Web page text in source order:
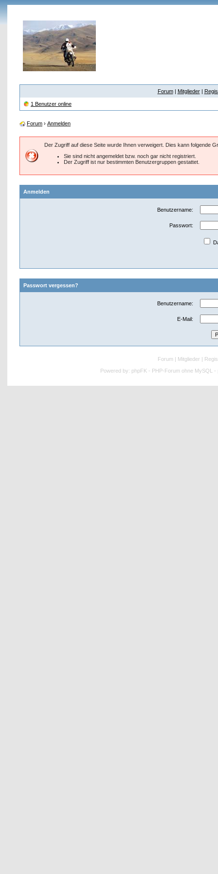
Forum| Mitglieder|
1 Benutzer online
Forum › Anmelden
Der Zugriff auf diese Seite wurde Ihnen verweigert. Dies kann folgende
Sie sind nicht angemeldet bzw. noch gar nicht registriert.
Der Zugriff ist nur bestimmten Benutzergruppen gestattet.
Anmelden
Benutzername:
Passwort:
Passwort vergessen?
Benutzername:
E-Mail:
Forum Mitglieder
Powered by: phpFK - PHP-Forum ohne MySQL -